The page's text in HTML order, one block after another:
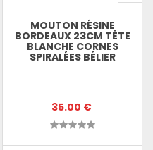
MOUTON RÉSINE
BORDEAUX 23CM TÊTE
BLANCHE CORNES
SPIRALÉES BÉLIER
35.00 €